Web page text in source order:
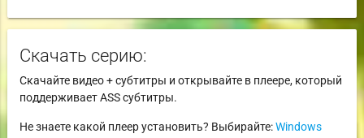
Скачать серию:
Скачайте видео + субтитры и открывайте в плеере, который
поддерживает ASS субтитры.
Не знаете какой плеер установить? Выбирайте:Windows